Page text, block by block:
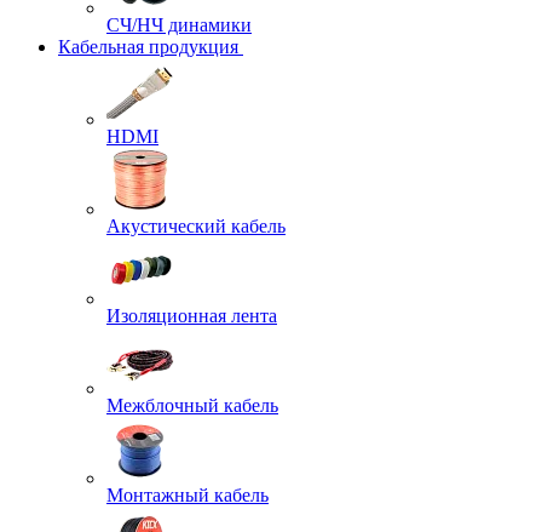
СЧ/НЧ динамики
Кабельная продукция
HDMI
Акустический кабель
Изоляционная лента
Межблочный кабель
Монтажный кабель